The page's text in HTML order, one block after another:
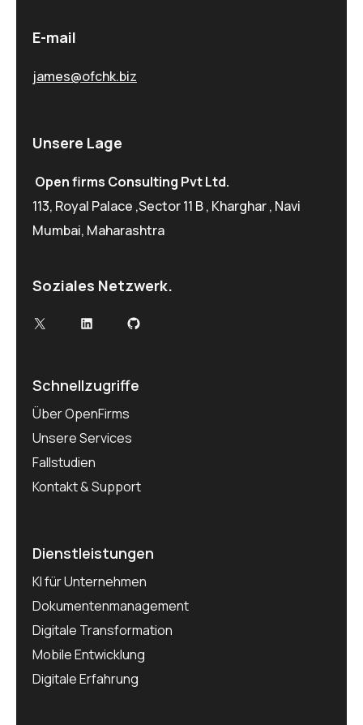
E-mail
james@ofchk.biz
Unsere Lage
Open firms Consulting Pvt Ltd.
113, Royal Palace ,Sector 11 B , Kharghar , Navi
Mumbai, Maharashtra
Soziales Netzwerk.
Schnellzugriffe
Über OpenFirms
Unsere Services
Fallstudien
Kontakt & Support
Dienstleistungen
KI für Unternehmen
Dokumentenmanagement
Digitale Transformation
Mobile Entwicklung
Digitale Erfahrung